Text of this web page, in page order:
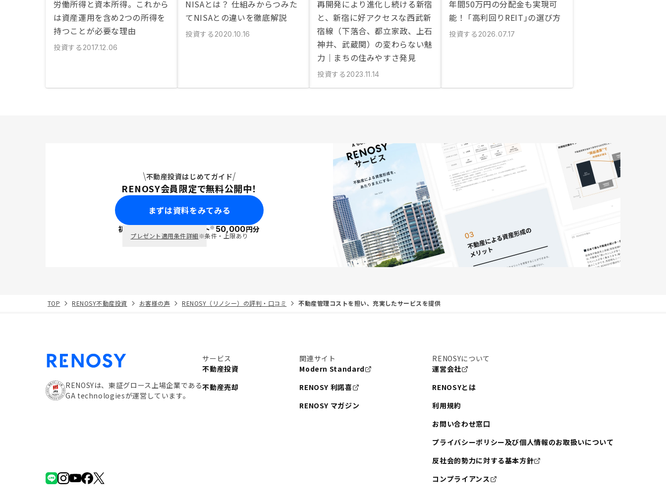
労働所得と資本所得。これから
は資産運用を含め2つの所得を
持つことが必要な理由
投資する 2017.12.06
NISAとは？ 仕組みからつみた
てNISAとの違いを徹底解説
投資する 2020.10.16
再開発により進化し続ける新宿
と、新宿に好アクセスな西武新
宿線（下落合、都立家政、上石
神井、武蔵関）の変わらない魅
力｜まちの住みやすさ発見
投資する 2023.11.14
年間50万円の分配金も実現可
能！ ｢高利回りREIT｣の選び方
投資する 2026.07.17
不動産投資はじめてガイド
RENOSY会員限定で無料公開中！
まずは資料をみてみる
初回面談で ポイント※50,000円分
プレゼント適用条件詳細※条件・上限あり
TOP RENOSY不動産投資 お客様の声 RENOSY（リノシー）の評判・口コミ 不動産管理コストを担い、充実したサービスを提供
RENOSYは、東証グロース上場企業である
GA technologiesが運営しています。
サービス
不動産投資
不動産売却
関連サイト
Modern Standard
RENOSY 利諾喜
RENOSY マガジン
RENOSYについて
運営会社
RENOSYとは
利用規約
お問い合わせ窓口
プライバシーポリシー及び個人情報のお取扱いについて
反社会的勢力に対する基本方針
コンプライアンス